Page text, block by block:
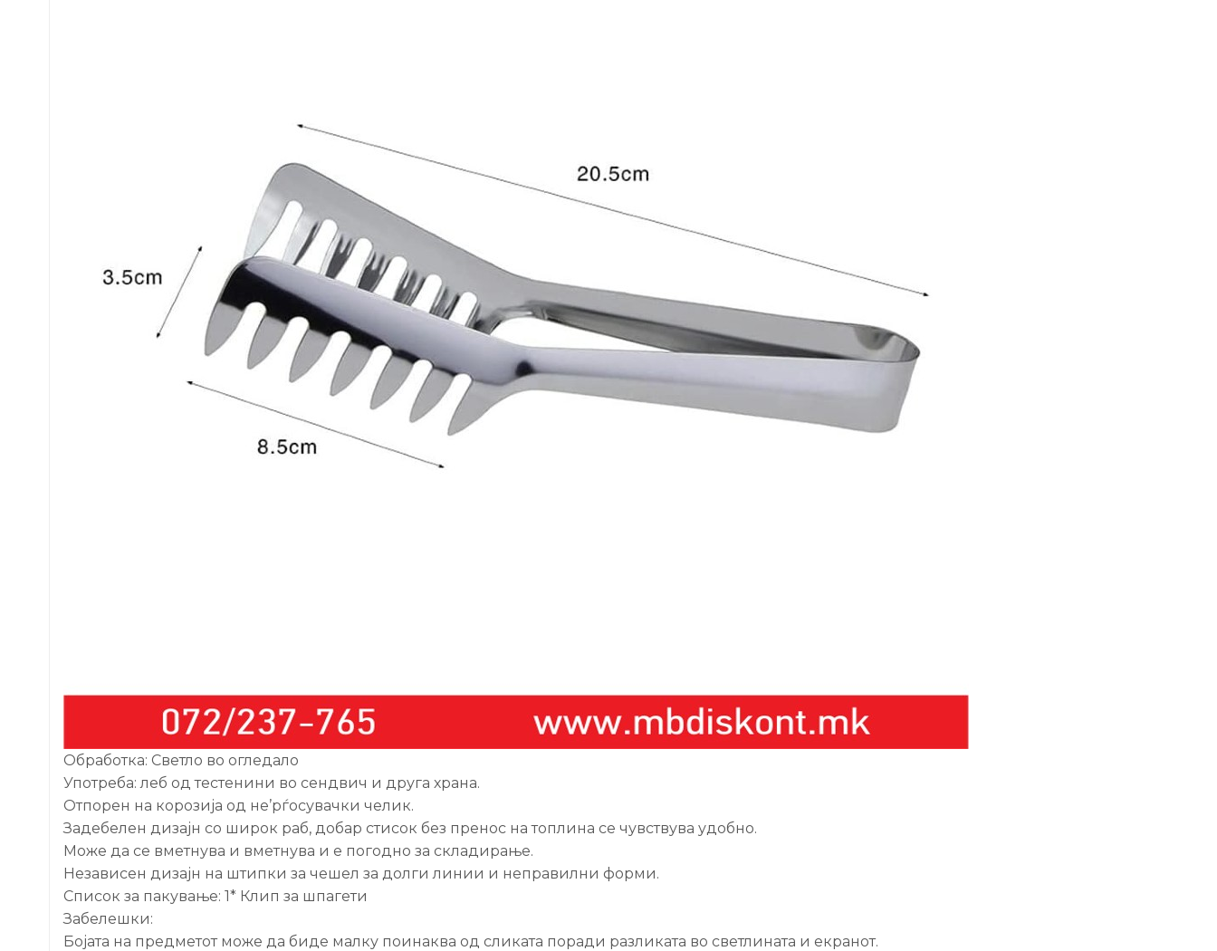
Обработка: Светло во огледало
Употреба: леб од тестенини во сендвич и друга храна.
Отпорен на корозија од не’рѓосувачки челик.
Задебелен дизајн со широк раб, добар стисок без пренос на топлина се чувствува удобно.
Може да се вметнува и вметнува и е погодно за складирање.
Независен дизајн на штипки за чешел за долги линии и неправилни форми.
Список за пакување: 1* Клип за шпагети
Забелешки:
Бојата на предметот може да биде малку поинаква од сликата поради разликата во светлината и екранот.